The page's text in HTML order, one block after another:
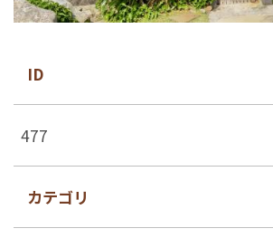
ID
477
カテゴリ